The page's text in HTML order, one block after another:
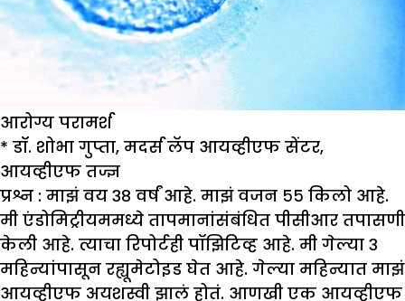
आरोग्य परामर्श
* डॉ. शोभा गुप्ता, मदर्स लॅप आयव्हीएफ सेंटर,
आयव्हीएफ तज्ज्ञ
प्रश्न : माझंवय ३८ वर्षं आहे. माझंवजन ५५ किलो आहे.
मी एंडोमिट्रीयममध्ये तापमानांसंबंधित पीसीआर तपासणी
केली आहे. त्याचा रिपोर्टही पॉझिटिव्ह आहे. मी गेल्या ३
महिन्यांपासून रह्यूमेटोइड घेत आहे. गेल्या महिन्यात माझं
आयव्हीएफ अयशस्वी झालं होतं. आणखी एक आयव्हीएफ